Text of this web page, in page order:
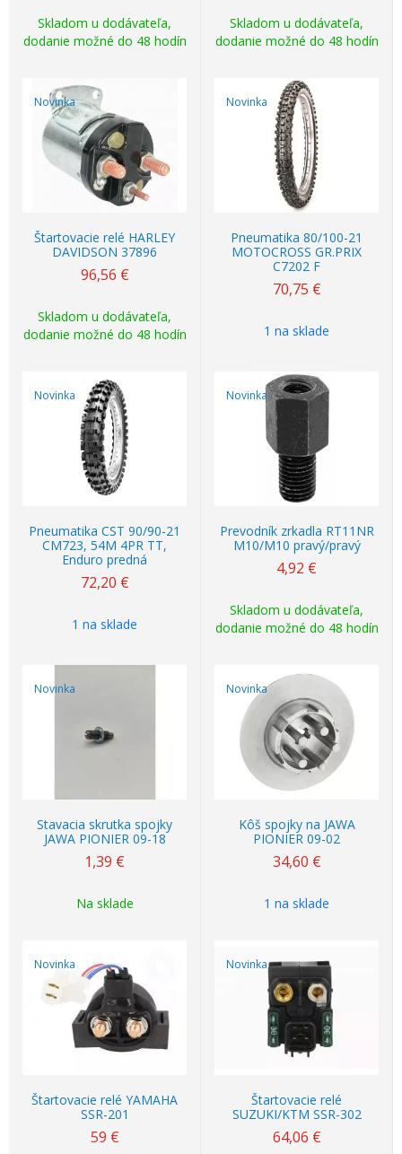
Skladom u dodávateľa,
dodanie možné do 48 hodín
Skladom u dodávateľa,
dodanie možné do 48 hodín
Novinka
Štartovacie relé HARLEY
DAVIDSON 37896
96,56 €
Skladom u dodávateľa,
dodanie možné do 48 hodín
Novinka
Pneumatika 80/100-21
MOTOCROSS GR.PRIX
C7202 F
70,75 €
1 na sklade
Novinka
Pneumatika CST 90/90-21
CM723, 54M 4PR TT,
Enduro predná
72,20 €
1 na sklade
Novinka
Prevodník zrkadla RT11NR
M10/M10 pravý/pravý
4,92 €
Skladom u dodávateľa,
dodanie možné do 48 hodín
Novinka
Stavacia skrutka spojky
JAWA PIONIER 09-18
1,39 €
Na sklade
Novinka
Kôš spojky na JAWA
PIONIER 09-02
34,60 €
1 na sklade
Novinka
Štartovacie relé YAMAHA
SSR-201
59 €
Novinka
Štartovacie relé
SUZUKI/KTM SSR-302
64,06 €